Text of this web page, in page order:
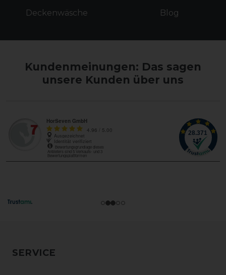
Deckenwäsche Blog
Kundenmeinungen: Das sagen
unsere Kunden über uns
SERVICE